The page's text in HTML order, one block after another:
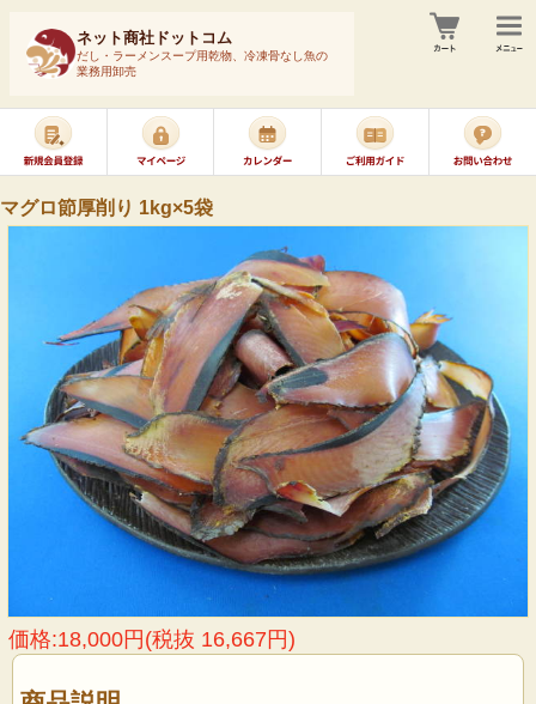
ネット商社ドットコム
だし・ラーメンスープ用乾物、冷凍骨なし魚の
業務用卸売
マグロ節厚削り 1kg×5袋
価格:18,000円(税抜 16,667円)